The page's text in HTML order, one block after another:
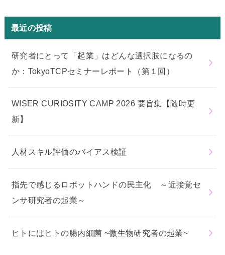
最近の投稿
研究者にとって「起業」はどんな選択肢になるの
か：TokyoTCPセミナーレポート（第１回）
WISER CURIOSITY CAMP 2026 要旨集【随時更
新】
人材スキル評価のバイアス検証
指先で感じるロボットハンドの民主化 ～近接覚セ
ンサ研究者の起業～
ヒトにはヒトの腸内細菌 ~微生物研究者の起業~